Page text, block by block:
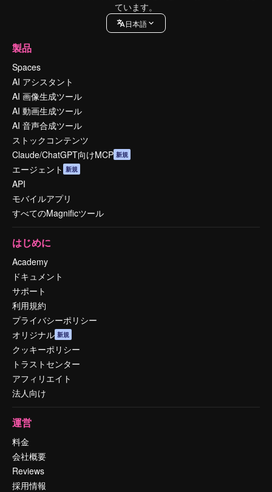
ています。
日本語
製品
Spaces
AI アシスタント
AI 画像生成ツール
AI 動画生成ツール
AI 音声合成ツール
ストックコンテンツ
Claude/ChatGPT向けMCP 新規
エージェント 新規
API
モバイルアプリ
すべてのMagnificツール
はじめに
Academy
ドキュメント
サポート
利用規約
プライバシーポリシー
オリジナル 新規
クッキーポリシー
トラストセンター
アフィリエイト
法人向け
運営
料金
会社概要
Reviews
採用情報